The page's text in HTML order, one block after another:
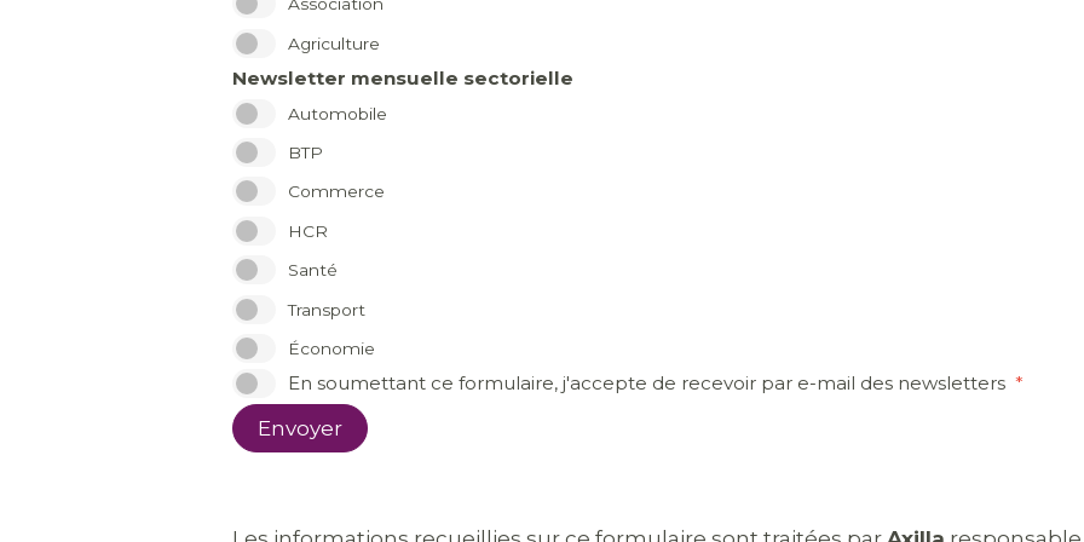
Agriculture
Automobile
BTP
Commerce
HCR
Santé
Transport
Économie
Newsletter mensuelle sectorielle
En soumettant ce formulaire, j'accepte de recevoir par e-mail des newsletters *
Envoyer